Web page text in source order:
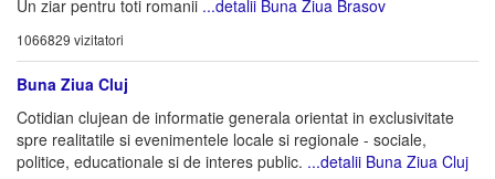
Un ziar pentru toti romanii ...detalii Buna Ziua Brasov
1066829 vizitatori
Buna Ziua Cluj
Cotidian clujean de informatie generala orientat in exclusivitate
spre realitatile si evenimentele locale si regionale - sociale,
politice, educationale si de interes public. ...detalii Buna Ziua Cluj